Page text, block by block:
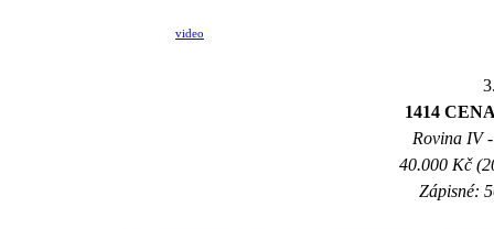
video
1414
Rovina IV
40.000 Kč
Zápisné: